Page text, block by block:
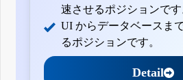
速させるポジションです
UI からデータベースま
るポジションです。
Detail